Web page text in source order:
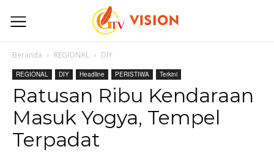
Beranda REGIONAL DIY
REGIONAL DIY Headline PERISTIWA Terkini
Ratusan Ribu Kendaraan
Masuk Yogya, Tempel
Terpadat